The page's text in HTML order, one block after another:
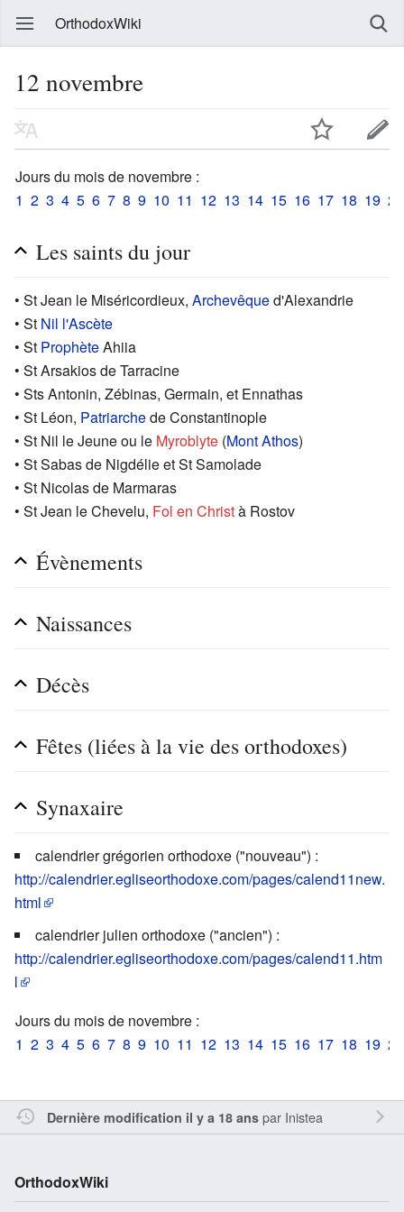
OrthodoxWiki
12 novembre
Jours du mois de novembre :
1 2 3 4 5 6 7 8 9 10 11 12 13 14 15 16 17 18 19 20
Les saints du jour
• St Jean le Miséricordieux, Archevêqued'Alexandrie
• St Nil l'Ascète
• St ProphèteAhiia
• St Arsakios de Tarracine
• Sts Antonin, Zébinas, Germain, et Ennathas
• St Léon, Patriarchede Constantinople
• St Nil le Jeune ou le Myroblyte (Mont Athos)
• St Sabas de Nigdélie et St Samolade
• St Nicolas de Marmaras
• St Jean le Chevelu, Fol en Christà Rostov
Évènements
Naissances
Décès
Fêtes (liées à la vie des orthodoxes)
Synaxaire
calendrier grégorien orthodoxe ("nouveau") :
http://calendrier.egliseorthodoxe.com/pages/calend11new.
html
calendrier julien orthodoxe ("ancien") :
http://calendrier.egliseorthodoxe.com/pages/calend11.htm
l
Jours du mois de novembre :
1 2 3 4 5 6 7 8 9 10 11 12 13 14 15 16 17 18 19 20
Dernière modification il y a 18 anspar Inistea
OrthodoxWiki